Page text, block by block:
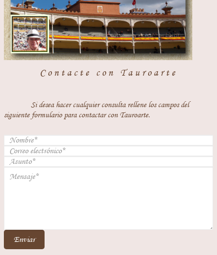
Contacte con Tauroarte
Si desea hacer cualquier consulta rellene los campos del
siguiente formulario para contactar con Tauroarte.
Enviar